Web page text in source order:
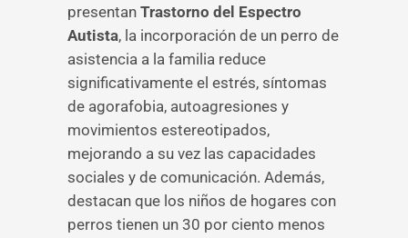
presentan Trastorno del Espectro
Autista, la incorporación de un perro de
asistencia a la familia reduce
significativamente el estrés, síntomas
de agorafobia, autoagresiones y
movimientos estereotipados,
mejorando a su vez las capacidades
sociales y de comunicación. Además,
destacan que los niños de hogares con
perros tienen un 30 por ciento menos